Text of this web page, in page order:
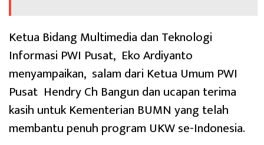
Ketua Bidang Multimedia dan Teknologi
Informasi PWI Pusat, Eko Ardiyanto
menyampaikan, salam dari Ketua Umum PWI
Pusat Hendry Ch Bangun dan ucapan terima
kasih untuk Kementerian BUMN yang telah
membantu penuh program UKW se-Indonesia.